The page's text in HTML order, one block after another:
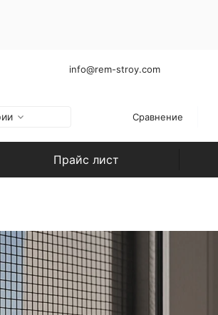
info@rem-stroy.com
Сравнение
Прайс лист